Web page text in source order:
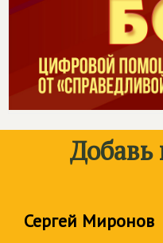
Добавь
Сергей Миронов